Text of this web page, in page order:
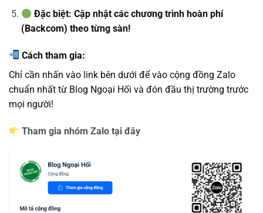
Đặc biệt: Cập nhật các chương trình hoàn phí
(Backcom) theo từng sàn!
Cách tham gia:
Chỉ cần nhấn vào link bên dưới để vào cộng đồng Zalo
chuẩn nhất từ Blog Ngoại Hối và đón đầu thị trường trước
mọi người!
Tham gia nhóm Zalo tại đây